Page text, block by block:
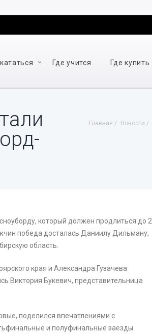
Где учится Где купить
Главная Новости
который должен продлиться до 2
победа досталась Даниилу Дильману,
область.
края и Александра Гузачева
Виктория Букевич, представительница
поделился впечатлениями с
и полуфинальные заезды